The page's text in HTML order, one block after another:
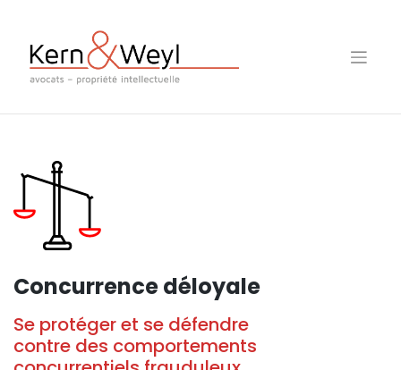
content
Concurrence déloyale
Se protéger et se défendre
contre des comportements